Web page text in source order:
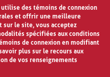
des témoins de connexion
et offrir une meilleure
sur le site, vous acceptez
spécifiées aux conditions
de connexion en modifiant
plus sur le recours aux
de vos renseignements